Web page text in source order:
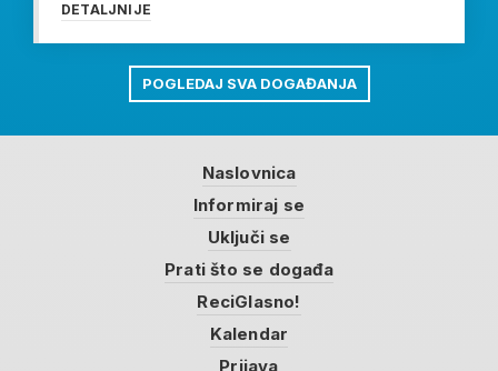
DETALJNIJE
POGLEDAJ SVA DOGAĐANJA
Naslovnica
Informiraj se
Uključi se
Prati što se događa
ReciGlasno!
Kalendar
Prijava